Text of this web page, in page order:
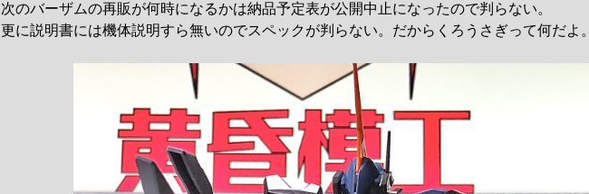
次のバーザムの再販が何時になるかは納品予定表が公開中止になったので判らない。
更に説明書には機体説明すら無いのでスペックが判らない。だからくろうさぎって何だよ。